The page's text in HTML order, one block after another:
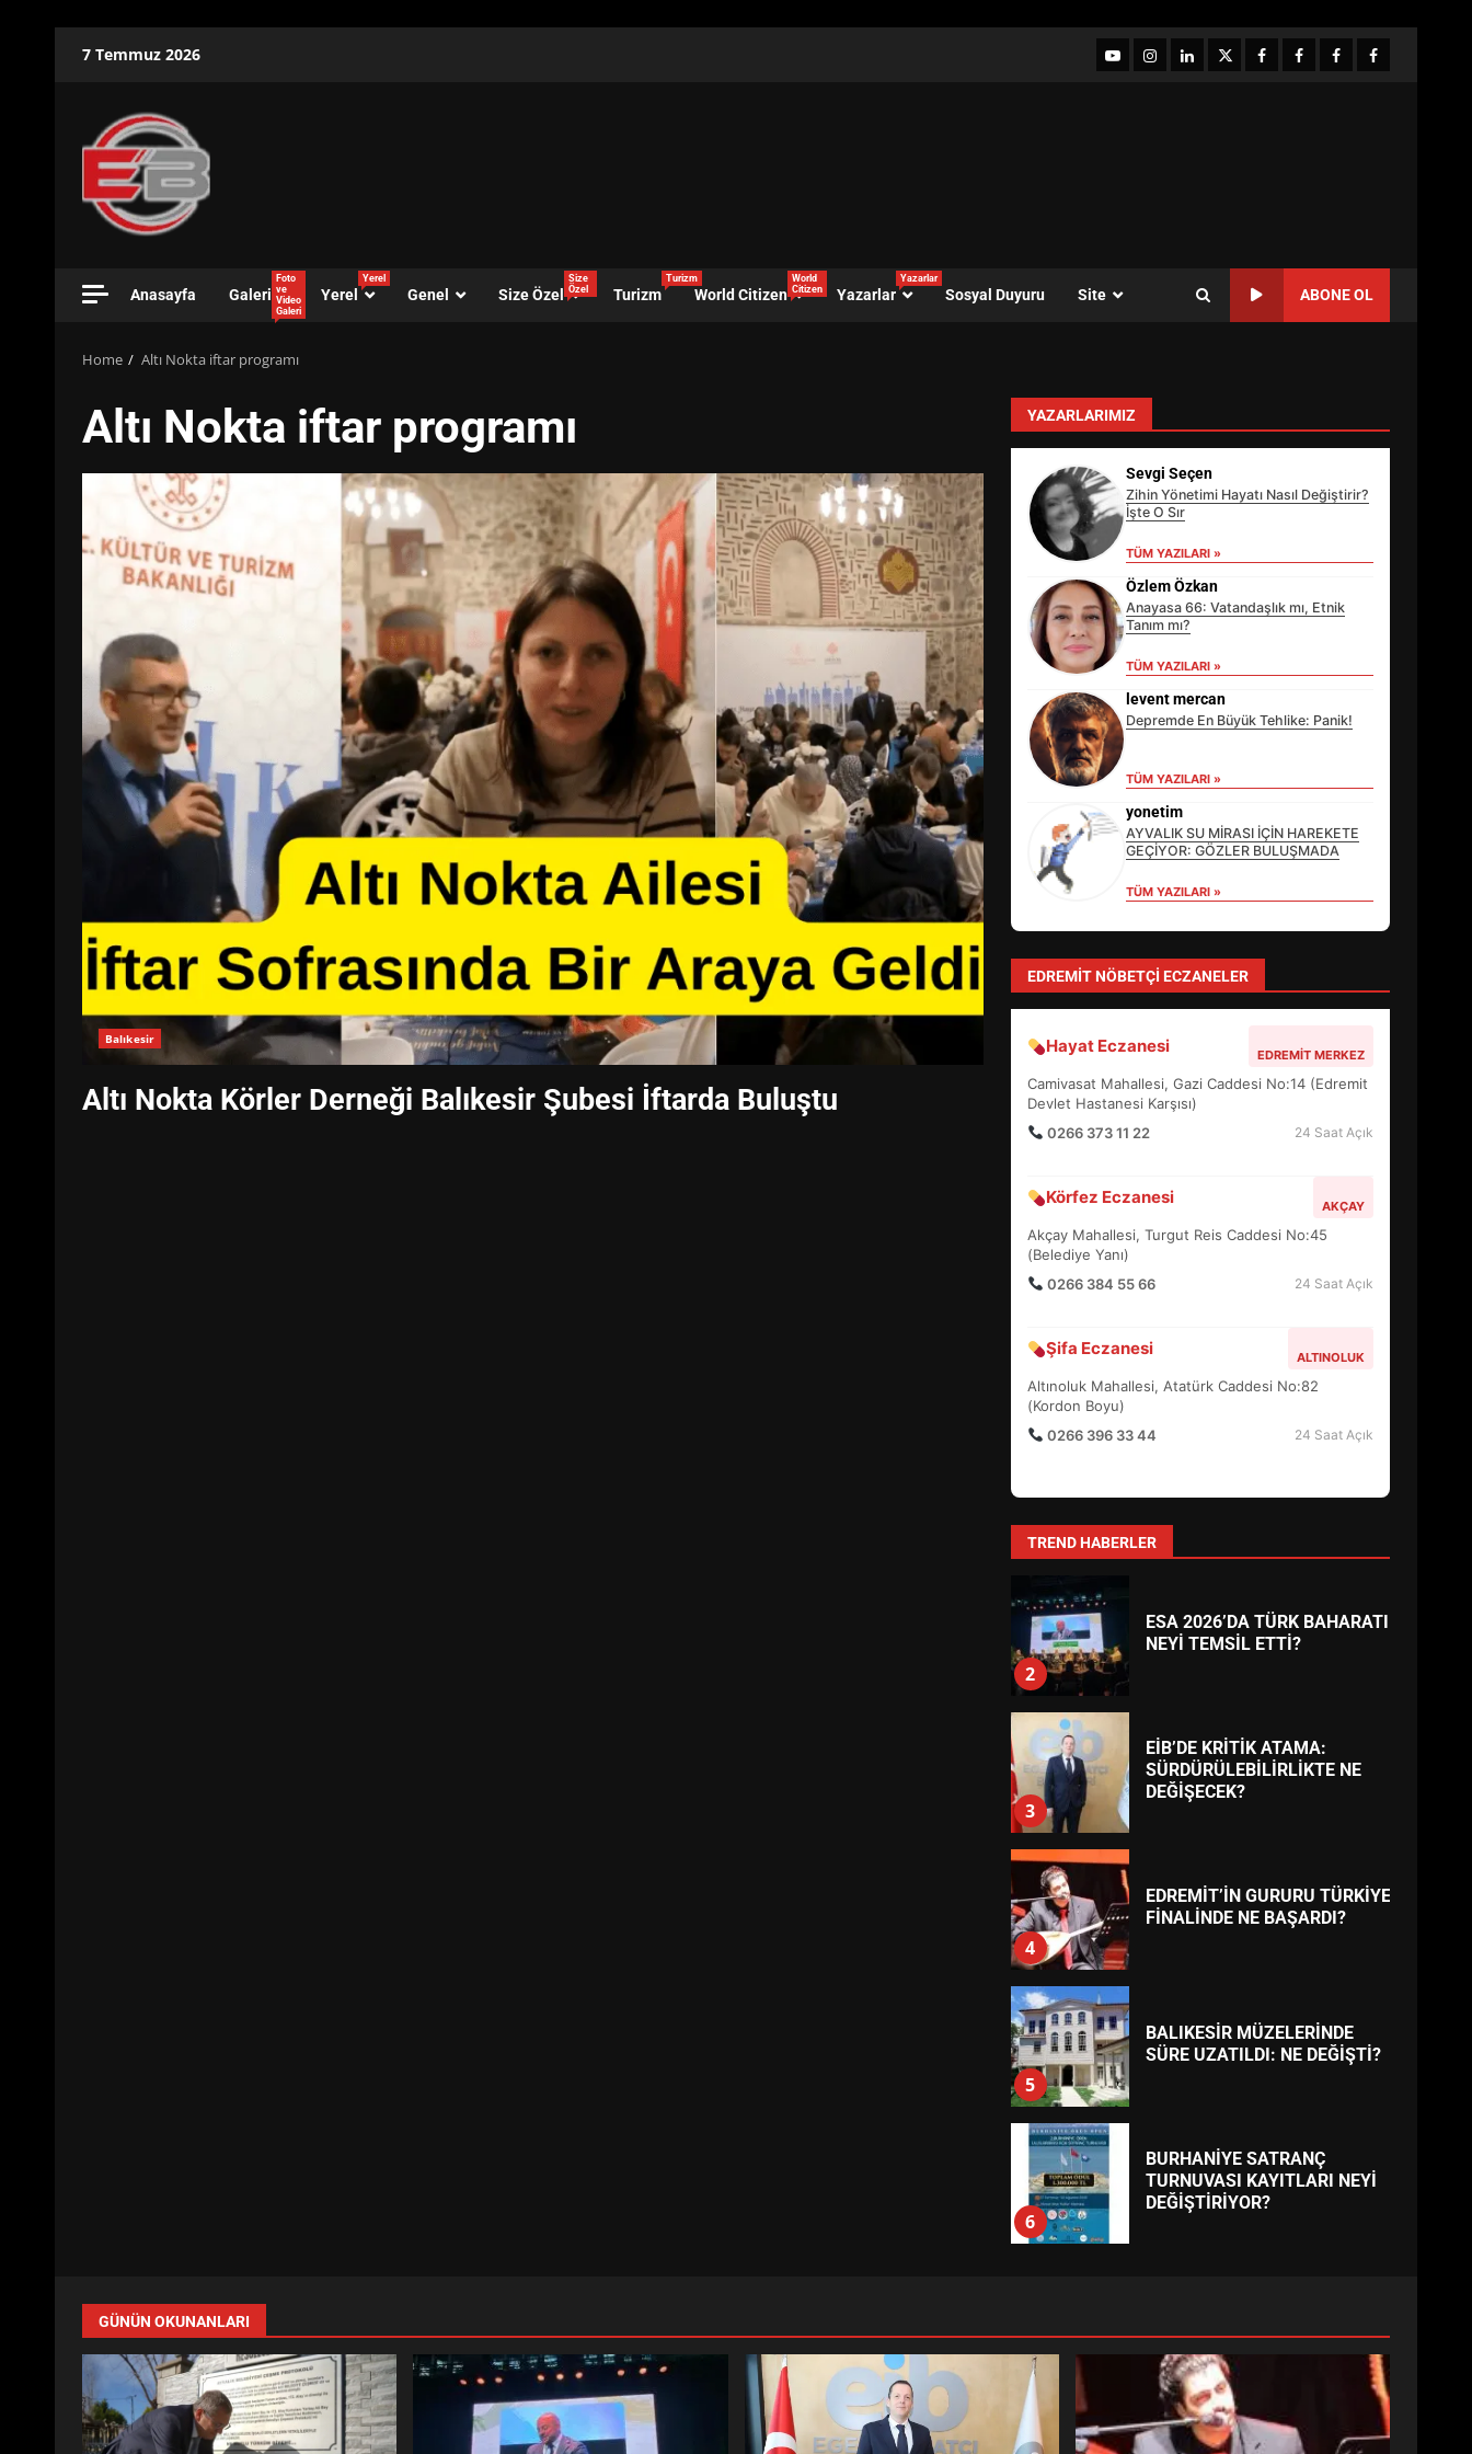
7 Temmuz 2026 YouTubeInstagram
LinkedIntwitterfacebook-Facebook-
Facebook-Facebook-
Anasayfa Galeri
Foto
ve
Video
Galeri
Yerel
Yerel
Genel Size Özel
Size
Özel
Turizm
Turizm
World Citizen
World
Citizen
Yazarlar
Yazarlar
Sosyal Duyuru Site ABONE OL
Home Altı Nokta iftar programı
Altı Nokta iftar programı
Balıkesir
Altı Nokta Körler Derneği Balıkesir Şubesi İftarda Buluştu
YAZARLARIMIZ
Sevgi Seçen
Zihin Yönetimi Hayatı Nasıl Değiştirir?
İşte O Sır
TÜM YAZILARI »
Özlem Özkan
Anayasa 66: Vatandaşlık mı, Etnik
Tanım mı?
TÜM YAZILARI »
levent mercan
Depremde En Büyük Tehlike: Panik!
TÜM YAZILARI »
yonetim
AYVALIK SU MİRASI İÇİN HAREKETE
GEÇİYOR: GÖZLER BULUŞMADA
TÜM YAZILARI »
EDREMIT NÖBETÇI ECZANELER
Hayat Eczanesi EDREMIT MERKEZ
Camivasat Mahallesi, Gazi Caddesi No:14 (Edremit
Devlet Hastanesi Karşısı)
0266 373 11 22
24 Saat Açık
Körfez Eczanesi AKÇAY
Akçay Mahallesi, Turgut Reis Caddesi No:45
(Belediye Yanı)
0266 384 55 66
24 Saat Açık
Şifa Eczanesi ALTINOLUK
Altınoluk Mahallesi, Atatürk Caddesi No:82
(Kordon Boyu)
0266 396 33 44
24 Saat Açık
TREND HABERLER
EİB’DE KRİTİK ATAMA:
SÜRDÜRÜLEBİLİRLİKTE NE
DEĞİŞECEK?
4
EDREMİT’İN GURURU TÜRKİYE
FİNALİNDE NE BAŞARDI?
5
BALIKESİR MÜZELERİNDE
SÜRE UZATILDI: NE DEĞİŞTİ?
6
BURHANİYE SATRANÇ
DEĞİŞTİRİYOR?
7
BURHANİYE
BELEDİYESPOR’DA YENİ
YÖNETİM NASIL ŞEKİLLENDİ?
1
HAREKETE GEÇİYOR: GÖZLER
2
ESA 2026’DA TÜRK BAHARATI
NEYİ TEMSİL ETTİ?
3
EİB’DE KRİTİK ATAMA:
SÜRDÜRÜLEBİLİRLİKTE NE
DEĞİŞECEK?
4
EDREMİT’İN GURURU TÜRKİYE
FİNALİNDE NE BAŞARDI?
5
BALIKESİR MÜZELERİNDE
SÜRE UZATILDI: NE DEĞİŞTİ?
6
BURHANİYE SATRANÇ
TURNUVASI KAYITLARI NEYİ
DEĞİŞTİRİYOR?
7
YÖNETİM NASIL ŞEKİLLENDİ?
AYVALIK SU MİRASI İÇİN
GÜNÜN OKUNANLARI